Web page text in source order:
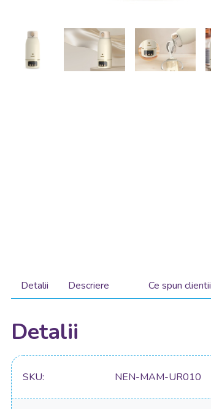
Detalii Descriere Ce spun clientii
Detalii
SKU NEN-MAM-UR010